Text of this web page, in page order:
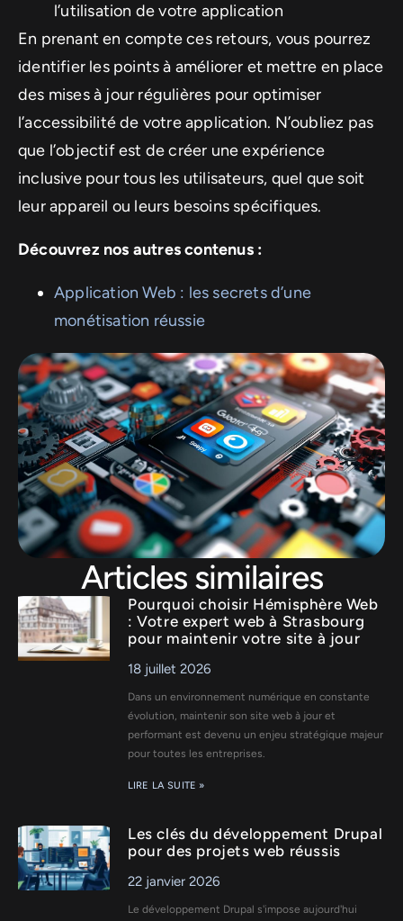
l’utilisation de votre application
En prenant en compte ces retours, vous pourrez
identifier les points à améliorer et mettre en place
des mises à jour régulières pour optimiser
l’accessibilité de votre application. N’oubliez pas
que l’objectif est de créer une expérience
inclusive pour tous les utilisateurs, quel que soit
leur appareil ou leurs besoins spécifiques.
Découvrez nos autres contenus :
Application Web : les secrets d’une
monétisation réussie
Articles similaires
Pourquoi choisir Hémisphère Web
: Votre expert web à Strasbourg
pour maintenir votre site à jour
18 juillet 2026
Dans un environnement numérique en constante
évolution, maintenir son site web à jour et
performant est devenu un enjeu stratégique majeur
pour toutes les entreprises.
LIRE LA SUITE »
Les clés du développement Drupal
pour des projets web réussis
22 janvier 2026
Le développement Drupal s'impose aujourd'hui